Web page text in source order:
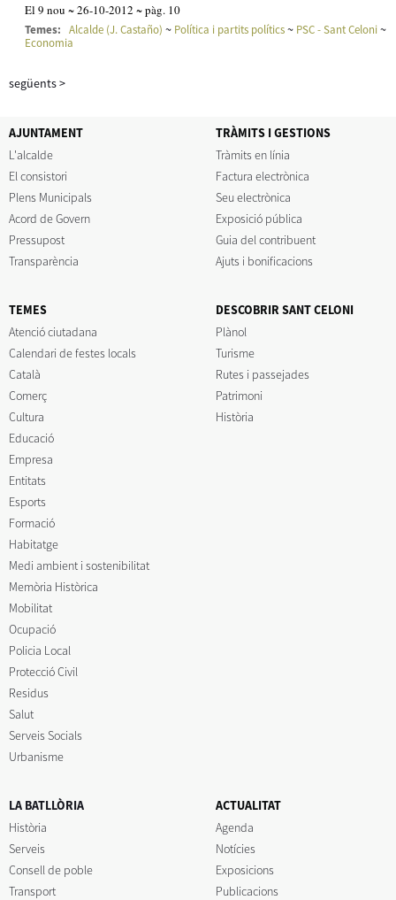
El 9 nou ~ 26-10-2012 ~ pàg. 10
Temes: Alcalde (J. Castaño) ~ Política i partits polítics~ PSC - Sant Celoni~
Economia
següents>
AJUNTAMENT
L'alcalde
El consistori
Plens Municipals
Acord de Govern
Pressupost
Transparència
TRÀMITS I GESTIONS
Tràmits en línia
Factura electrònica
Seu electrònica
Exposició pública
Guia del contribuent
Ajuts i bonificacions
TEMES
Atenció ciutadana
Calendari de festes locals
Català
Comerç
Cultura
Educació
Empresa
Entitats
Esports
Formació
Habitatge
Medi ambient i sostenibilitat
Memòria Històrica
Mobilitat
Ocupació
Policia Local
Protecció Civil
Residus
Salut
Serveis Socials
Urbanisme
DESCOBRIR SANT CELONI
Plànol
Turisme
Rutes i passejades
Patrimoni
Història
LA BATLLÒRIA
Història
Serveis
Consell de poble
Transport
ACTUALITAT
Agenda
Notícies
Exposicions
Publicacions